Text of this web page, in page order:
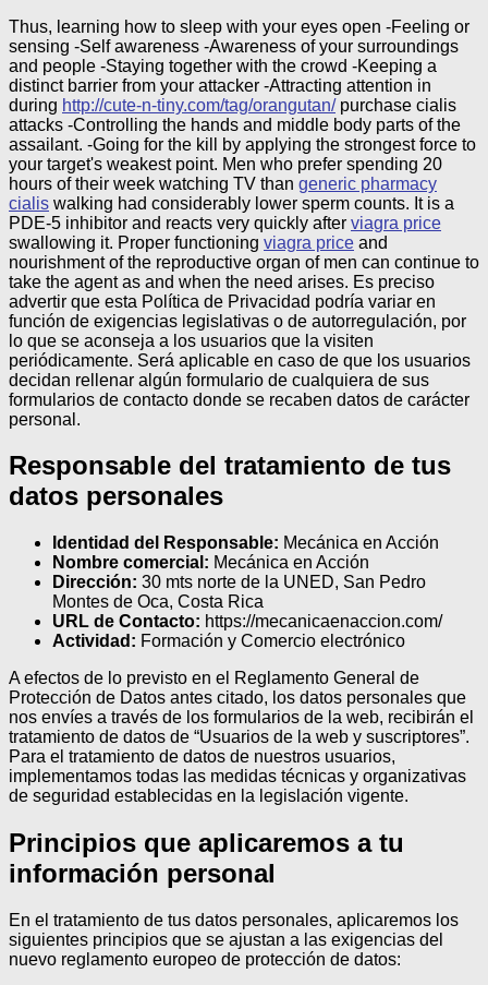
Thus, learning how to sleep with your eyes open -Feeling or
sensing -Self awareness -Awareness of your surroundings
and people -Staying together with the crowd -Keeping a
distinct barrier from your attacker -Attracting attention in
during http://cute-n-tiny.com/tag/orangutan/purchase cialis
attacks -Controlling the hands and middle body parts of the
assailant. -Going for the kill by applying the strongest force to
your target's weakest point. Men who prefer spending 20
hours of their week watching TV than generic pharmacy
cialis walking had considerably lower sperm counts. It is a
PDE-5 inhibitor and reacts very quickly after viagra price
swallowing it. Proper functioning viagra price and
nourishment of the reproductive organ of men can continue to
take the agent as and when the need arises. Es preciso
advertir que esta Política de Privacidad podría variar en
función de exigencias legislativas o de autorregulación, por
lo que se aconseja a los usuarios que la visiten
periódicamente. Será aplicable en caso de que los usuarios
decidan rellenar algún formulario de cualquiera de sus
formularios de contacto donde se recaben datos de carácter
personal.
Responsable del tratamiento de tus
datos personales
Identidad del Responsable: Mecánica en Acción
Nombre comercial: Mecánica en Acción
Dirección: 30 mts norte de la UNED, San Pedro
Montes de Oca, Costa Rica
URL de Contacto: https://mecanicaenaccion.com/
Actividad: Formación y Comercio electrónico
A efectos de lo previsto en el Reglamento General de
Protección de Datos antes citado, los datos personales que
nos envíes a través de los formularios de la web, recibirán el
tratamiento de datos de “Usuarios de la web y suscriptores”.
Para el tratamiento de datos de nuestros usuarios,
implementamos todas las medidas técnicas y organizativas
de seguridad establecidas en la legislación vigente.
Principios que aplicaremos a tu
información personal
En el tratamiento de tus datos personales, aplicaremos los
siguientes principios que se ajustan a las exigencias del
nuevo reglamento europeo de protección de datos: